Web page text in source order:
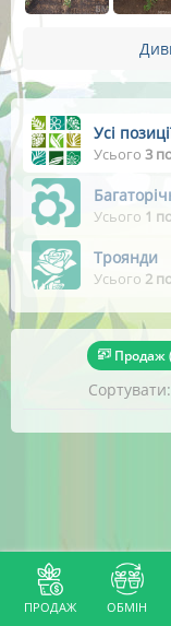
ПРОДАЖ ОБМІН
Усі
Усього 3
Усього 1
Троянди
Усього 2
Продаж
Сортувати: